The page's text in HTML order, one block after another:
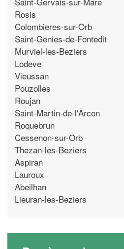
Rosis
Colombieres-sur-Orb
Saint-Genies-de-Fontedit
Murviel-les-Beziers
Lodeve
Vieussan
Pouzolles
Roujan
Saint-Martin-de-l'Arcon
Roquebrun
Cessenon-sur-Orb
Thezan-les-Beziers
Aspiran
Lauroux
Abeilhan
Lieuran-les-Beziers